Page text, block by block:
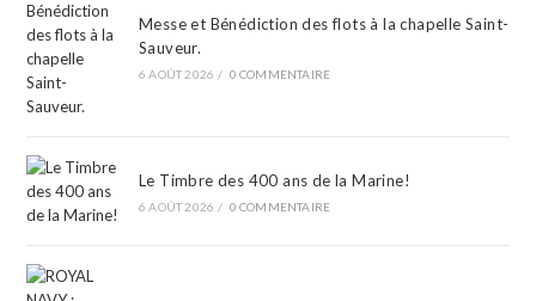
Messe et Bénédiction des flots à la chapelle Saint-
Sauveur.
6 AOÛT 2026 / 0 COMMENTAIRE
Le Timbre des 400 ans de la Marine!
6 AOÛT 2026 / 0 COMMENTAIRE